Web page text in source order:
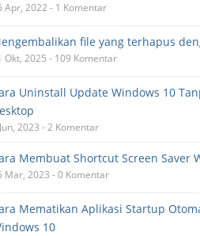
Apr, 2022 - 1 Komentar
file yang terhapus
Okt, 2025 - 109 Komentar
Uninstall Update Windows 10
2023 - 2 Komentar
Membuat Shortcut Screen Saver
Mar, 2023 - 0 Komentar
Mematikan Aplikasi Startup
10